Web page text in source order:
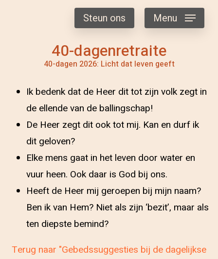
40-dagenretraite
40-dagen 2026: Licht dat leven geeft
Steun ons Menu
Ik bedenk dat de Heer dit tot zijn volk zegt in
de ellende van de ballingschap!
De Heer zegt dit ook tot mij. Kan en durf ik
dit geloven?
Elke mens gaat in het leven door water en
vuur heen. Ook daar is God bij ons.
Heeft de Heer mij geroepen bij mijn naam?
Ben ik van Hem? Niet als zijn ‘bezit’, maar als
ten diepste bemind?
Terug naar "Gebedssuggesties bij de dagelijkse